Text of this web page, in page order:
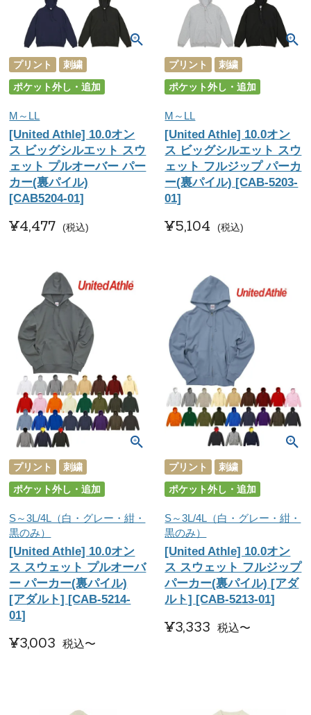
プリント
刺繍
ポケット外し・追加
M～LL
[United Athle] 10.0オン
ス ビッグシルエット スウ
ェット プルオーバー パー
カー(裏パイル)
[CAB5204-01]
¥4,477 税込
プリント
刺繍
ポケット外し・追加
M～LL
[United Athle] 10.0オン
ス ビッグシルエット スウ
ェット フルジップ パーカ
ー(裏パイル) [CAB-5203-
01]
¥5,104 税込
プリント
刺繍
ポケット外し・追加
S～3L/4L（白・グレー・紺・
黒のみ）
[United Athle] 10.0オン
ス スウェット プルオーバ
ー パーカー(裏パイル)
[アダルト] [CAB-5214-
01]
¥3,003 税込〜
プリント
刺繍
ポケット外し・追加
S～3L/4L（白・グレー・紺・
黒のみ）
[United Athle] 10.0オン
ス スウェット フルジップ
パーカー(裏パイル) [アダ
ルト] [CAB-5213-01]
¥3,333 税込〜